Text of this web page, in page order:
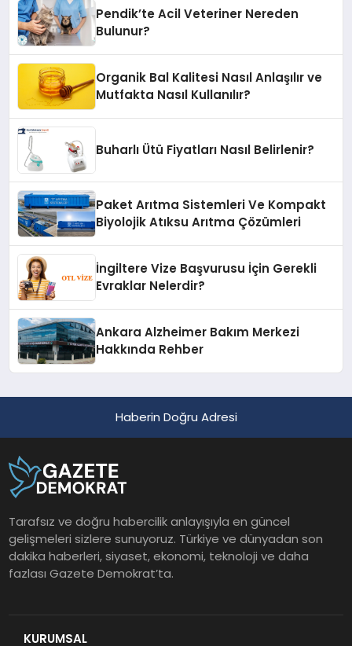
Pendik’te Acil Veteriner Nereden
Bulunur?
Organik Bal Kalitesi Nasıl Anlaşılır ve
Mutfakta Nasıl Kullanılır?
Buharlı Ütü Fiyatları Nasıl Belirlenir?
Paket Arıtma Sistemleri Ve Kompakt
Biyolojik Atıksu Arıtma Çözümleri
İngiltere Vize Başvurusu İçin Gerekli
Evraklar Nelerdir?
Ankara Alzheimer Bakım Merkezi
Hakkında Rehber
Haberin Doğru Adresi
Tarafsız ve doğru habercilik anlayışıyla en güncel
gelişmeleri sizlere sunuyoruz. Türkiye ve dünyadan son
dakika haberleri, siyaset, ekonomi, teknoloji ve daha
fazlası Gazete Demokrat’ta.
KURUMSAL